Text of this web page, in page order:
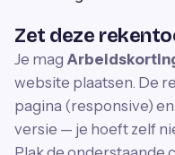
Zet deze
Je mag
website plaatsen. De
pagina (responsive)
versie — je hoeft zelf